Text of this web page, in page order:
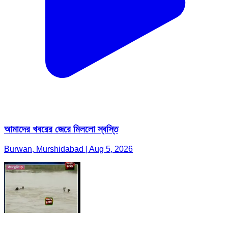
আমাদের খবরের জেরে মিললো স্বস্তি
Burwan, Murshidabad | Aug 5, 2026